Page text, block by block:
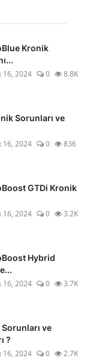
Kronik
16, 2024 0 8.8K
Sorunları ve
16, 2024 0 836
GTDi Kronik
16, 2024 0 3.2K
Hybrid
16, 2024 0 3.7K
ve
?
16, 2024 0 2.7K